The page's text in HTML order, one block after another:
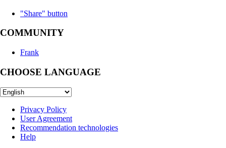
"Share" button
COMMUNITY
Frank
CHOOSE LANGUAGE
Privacy Policy
User Agreement
Recommendation technologies
Help